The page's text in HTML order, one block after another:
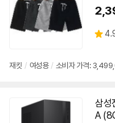
별
재킷 / 여성용 / 소비자 가격:
삼
A